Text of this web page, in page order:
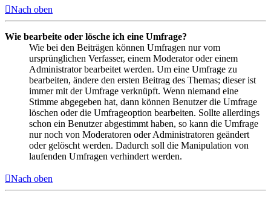
Nach oben
Wie bearbeite oder lösche ich eine Umfrage?
Wie bei den Beiträgen können Umfragen nur vom
ursprünglichen Verfasser, einem Moderator oder einem
Administrator bearbeitet werden. Um eine Umfrage zu
bearbeiten, ändere den ersten Beitrag des Themas; dieser ist
immer mit der Umfrage verknüpft. Wenn niemand eine
Stimme abgegeben hat, dann können Benutzer die Umfrage
löschen oder die Umfrageoption bearbeiten. Sollte allerdings
schon ein Benutzer abgestimmt haben, so kann die Umfrage
nur noch von Moderatoren oder Administratoren geändert
oder gelöscht werden. Dadurch soll die Manipulation von
laufenden Umfragen verhindert werden.
Nach oben